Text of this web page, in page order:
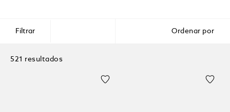
Filtrar Ordenar por
521 resultados